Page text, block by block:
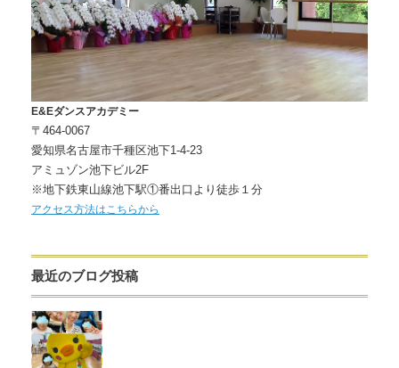
E&Eダンスアカデミー
〒464-0067
愛知県名古屋市千種区池下1-4-23
アミュゾン池下ビル2F
※地下鉄東山線池下駅①番出口より徒歩１分
アクセス方法はこちらから
最近のブログ投稿